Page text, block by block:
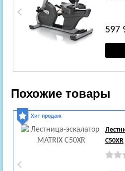
597
Похожие товары
Хит продаж
C50XR